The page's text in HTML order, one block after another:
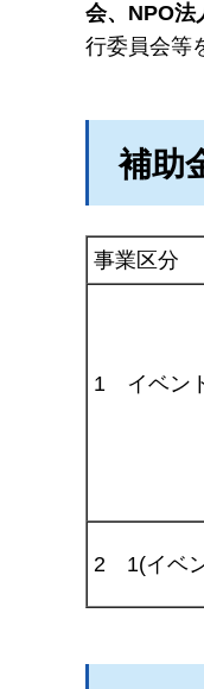
会、NPO法
行委員会等
補助
事業区分
1 イベン
2 1(イベ